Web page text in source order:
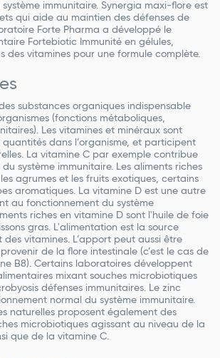
immunitaire. Synergia maxi-flore est
qui aide au maintien des défenses de
Forte Pharma a développé le
Fortebiotic Immunité en gélules,
des vitamines pour une formule complète.
substances organiques indispensable
(fonctions métaboliques,
Les vitamines et minéraux sont
quantités dans l’organisme, et participent
La vitamine C par exemple contribue
système immunitaire. Les aliments riches
agrumes et les fruits exotiques, certains
aromatiques. La vitamine D est une autre
au fonctionnement du système
riches en vitamine D sont l'huile de foie
gras. L'alimentation est la source
vitamines. L’apport peut aussi être
de la flore intestinale (c’est le cas de
B8). Certains laboratoires développent
mixant souches microbiotiques
défenses immunitaires. Le zinc
normal du système immunitaire.
naturelles proposent également des
microbiotiques agissant au niveau de la
que de la vitamine C.